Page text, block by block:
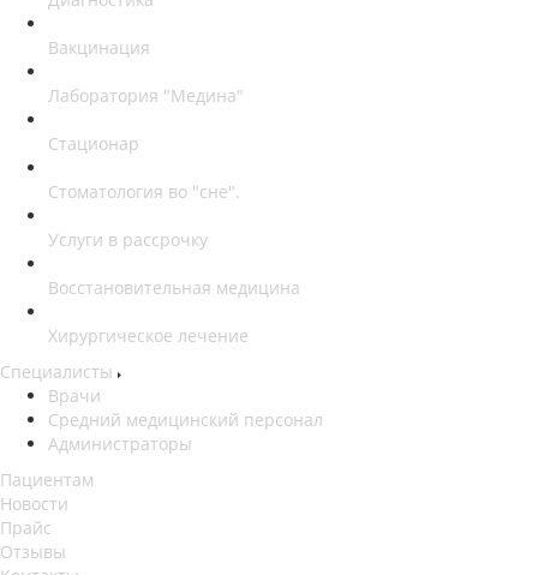
Вакцинация
Лаборатория "Медина"
Стационар
Стоматология во "сне".
Услуги в рассрочку
Восстановительная медицина
Хирургическое лечение
Специалисты
Врачи
Средний медицинский персонал
Администраторы
Пациентам
Новости
Прайс
Отзывы